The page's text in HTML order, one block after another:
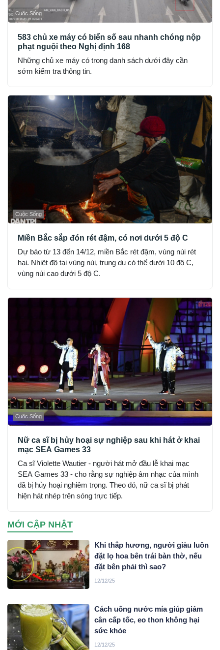
Cuộc Sống
583 chủ xe máy có biển số sau nhanh chóng nộp
phạt nguội theo Nghị định 168
Những chủ xe máy có trong danh sách dưới đây cần
sớm kiểm tra thông tin.
Cuộc Sống
Miền Bắc sắp đón rét đậm, có nơi dưới 5 độ C
Dự báo từ 13 đến 14/12, miền Bắc rét đậm, vùng núi rét
hại. Nhiệt độ tại vùng núi, trung du có thể dưới 10 độ C,
vùng núi cao dưới 5 độ C.
Cuộc Sống
Nữ ca sĩ bị hủy hoại sự nghiệp sau khi hát ở khai
mạc SEA Games 33
Ca sĩ Violette Wautier - người hát mở đầu lễ khai mạc
SEA Games 33 - cho rằng sự nghiệp âm nhạc của mình
đã bị hủy hoại nghiêm trọng. Theo đó, nữ ca sĩ bị phát
hiện hát nhép trên sóng trực tiếp.
MỚI CẬP NHẬT
Khi thắp hương, người giàu luôn
đặt lọ hoa bên trái bàn thờ, nếu
đặt bên phải thì sao?
12/12/25
Cách uống nước mía giúp giảm
cân cấp tốc, eo thon không hại
sức khỏe
12/12/25